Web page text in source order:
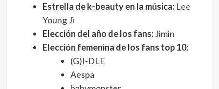
Estrella de k-beauty en la música: Lee
Young Ji
Elección del año de los fans:Jimin
Elección femenina de los fans top 10:
(G)I-DLE
Aespa